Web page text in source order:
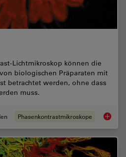
Lichtmikroskop können die
biologischen Präparaten mit
betrachtet werden, ohne dass
muss.
Phasenkontrastmikroskope